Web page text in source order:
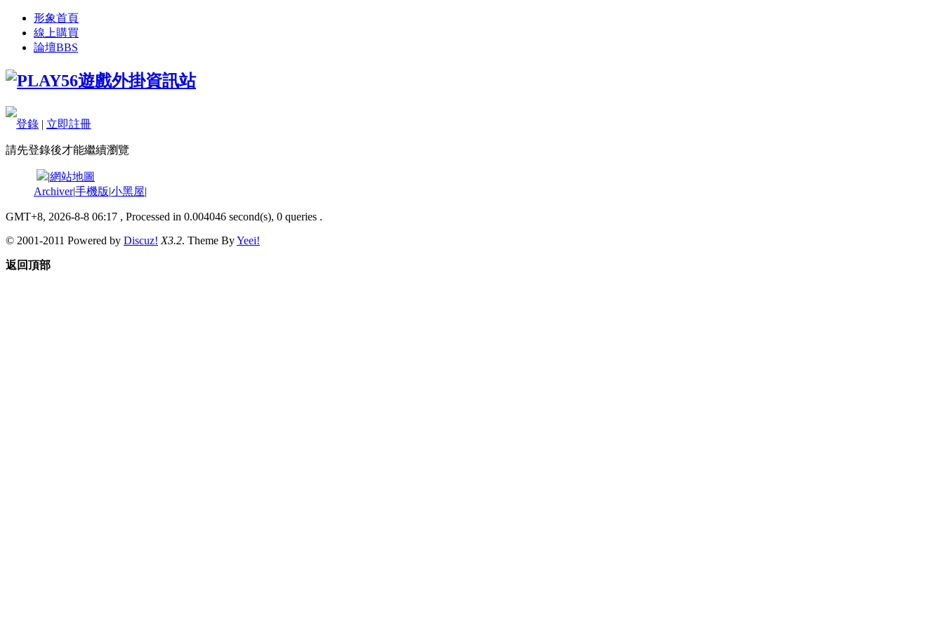
形象首頁
線上購買
論壇BBS
登錄 | 立即註冊
請先登錄後才能繼續瀏覽
|網站地圖
Archiver|手機版|小黑屋|
GMT+8, 2026-8-8 06:17 , Processed in 0.004046 second(s), 0 queries .
© 2001-2011 Powered by Discuz! X3.2. Theme ByYeei!
返回頂部